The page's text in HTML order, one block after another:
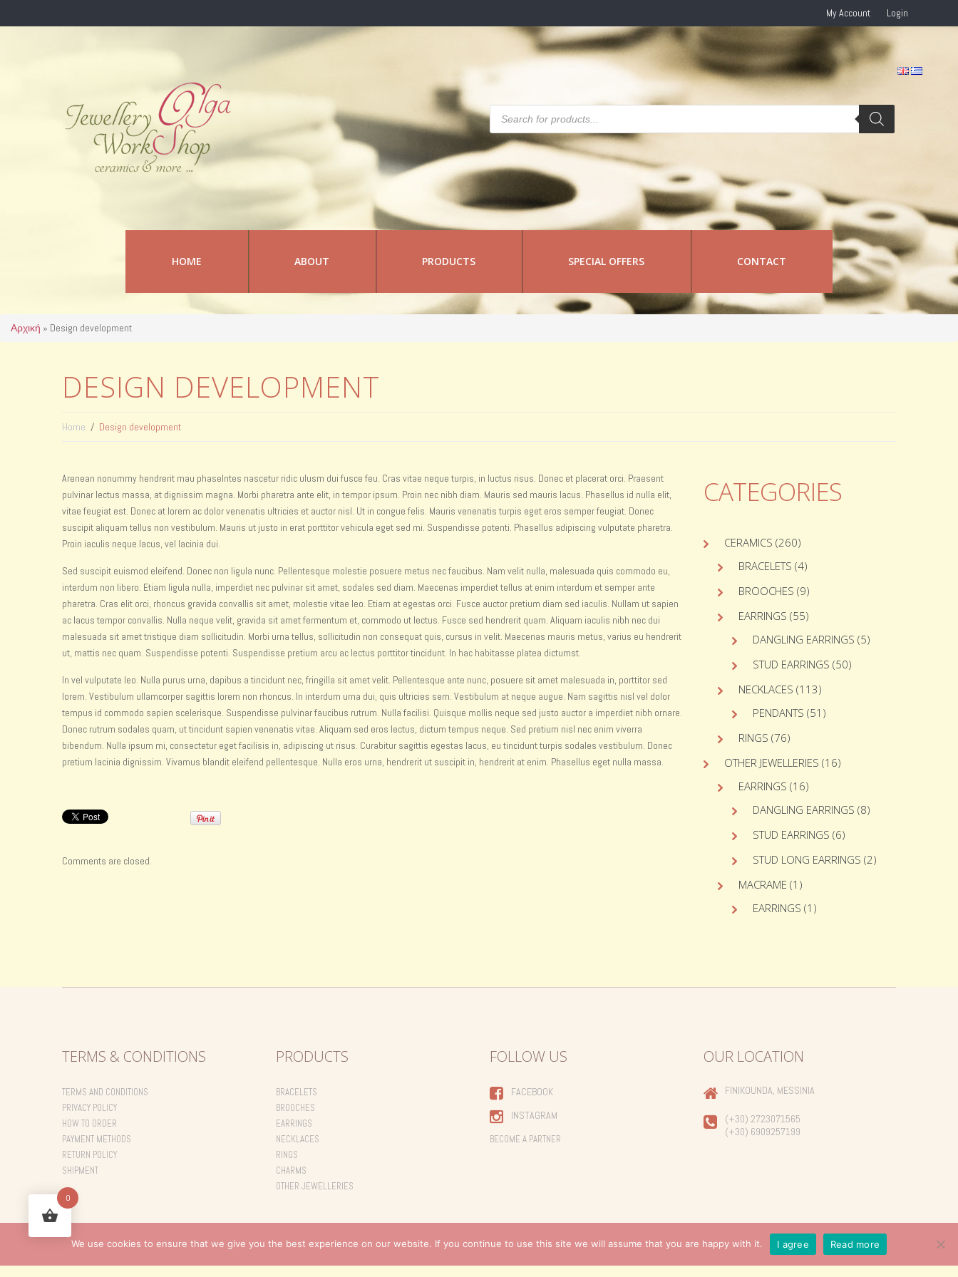
My Account Login
Products
HOME ABOUT PRODUCTS SPECIAL OFFERS CONTACT
Αρχική » Design development
DESIGN DEVELOPMENT
Home Design development
Arenean nonummy hendrerit mau phaselntes nascetur ridic ulusm dui fusce feu. Cras vitae neque turpis, in luctus risus. Donec et placerat orci. Praesent
pulvinar lectus massa, at dignissim magna. Morbi pharetra ante elit, in tempor ipsum. Proin nec nibh diam. Mauris sed mauris lacus. Phasellus id nulla elit,
vitae feugiat est. Donec at lorem ac dolor venenatis ultricies et auctor nisl. Ut in congue felis. Mauris venenatis turpis eget eros semper feugiat. Donec
suscipit aliquam tellus non vestibulum. Mauris ut justo in erat porttitor vehicula eget sed mi. Suspendisse potenti. Phasellus adipiscing vulputate pharetra.
Proin iaculis neque lacus, vel lacinia dui.
Sed suscipit euismod eleifend. Donec non ligula nunc. Pellentesque molestie posuere metus nec faucibus. Nam velit nulla, malesuada quis commodo eu,
interdum non libero. Etiam ligula nulla, imperdiet nec pulvinar sit amet, sodales sed diam. Maecenas imperdiet tellus at enim interdum et semper ante
pharetra. Cras elit orci, rhoncus gravida convallis sit amet, molestie vitae leo. Etiam at egestas orci. Fusce auctor pretium diam sed iaculis. Nullam ut sapien
ac lacus tempor convallis. Nulla neque velit, gravida sit amet fermentum et, commodo ut lectus. Fusce sed hendrerit quam. Aliquam iaculis nibh nec dui
malesuada sit amet tristique diam sollicitudin. Morbi urna tellus, sollicitudin non consequat quis, cursus in velit. Maecenas mauris metus, varius eu hendrerit
ut, mattis nec quam. Suspendisse potenti. Suspendisse pretium arcu ac lectus porttitor tincidunt. In hac habitasse platea dictumst.
In vel vulputate leo. Nulla purus urna, dapibus a tincidunt nec, fringilla sit amet velit. Pellentesque ante nunc, posuere sit amet malesuada in, porttitor sed
lorem. Vestibulum ullamcorper sagittis lorem non rhoncus. In interdum urna dui, quis ultricies sem. Vestibulum at neque augue. Nam sagittis nisl vel dolor
tempus id commodo sapien scelerisque. Suspendisse pulvinar faucibus rutrum. Nulla facilisi. Quisque mollis neque sed justo auctor a imperdiet nibh ornare.
Donec rutrum sodales quam, ut tincidunt sapien venenatis vitae. Aliquam sed eros lectus, dictum tempus neque. Sed pretium nisl nec enim viverra
bibendum. Nulla ipsum mi, consectetur eget facilisis in, adipiscing ut risus. Curabitur sagittis egestas lacus, eu tincidunt turpis sodales vestibulum. Donec
pretium lacinia dignissim. Vivamus blandit eleifend pellentesque. Nulla eros urna, hendrerit ut suscipit in, hendrerit at enim. Phasellus eget nulla massa.
Comments are closed.
CATEGORIES
CERAMICS (260)
BRACELETS (4)
BROOCHES (9)
EARRINGS (55)
DANGLING EARRINGS (5)
STUD EARRINGS (50)
NECKLACES (113)
PENDANTS (51)
RINGS (76)
OTHER JEWELLERIES (16)
EARRINGS (16)
DANGLING EARRINGS (8)
STUD EARRINGS (6)
STUD LONG EARRINGS (2)
MACRAME (1)
EARRINGS (1)
TERMS & CONDITIONS
TERMS AND CONDITIONS
PRIVACY POLICY
HOW TO ORDER
PAYMENT METHODS
RETURN POLICY
SHIPMENT
PRODUCTS
BRACELETS
BROOCHES
EARRINGS
NECKLACES
RINGS
CHARMS
OTHER JEWELLERIES
FOLLOW US
FACEBOOK
INSTAGRAM
BECOME A PARTNER
OUR LOCATION
FINIKOUNDA, MESSINIA
(+30) 2723071565
(+30) 6909257199
Created by
0
We use cookies to ensure that we give you the best experience on our website. If you continue to use this site we will assume that you are happy with it. I agree Read more